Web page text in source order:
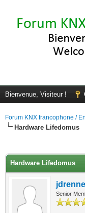
Bienvenue, Visiteur !
Forum KNX francophone /
Hardware Lifedomus
Hardware Lifedomus
jdrenne
Senior